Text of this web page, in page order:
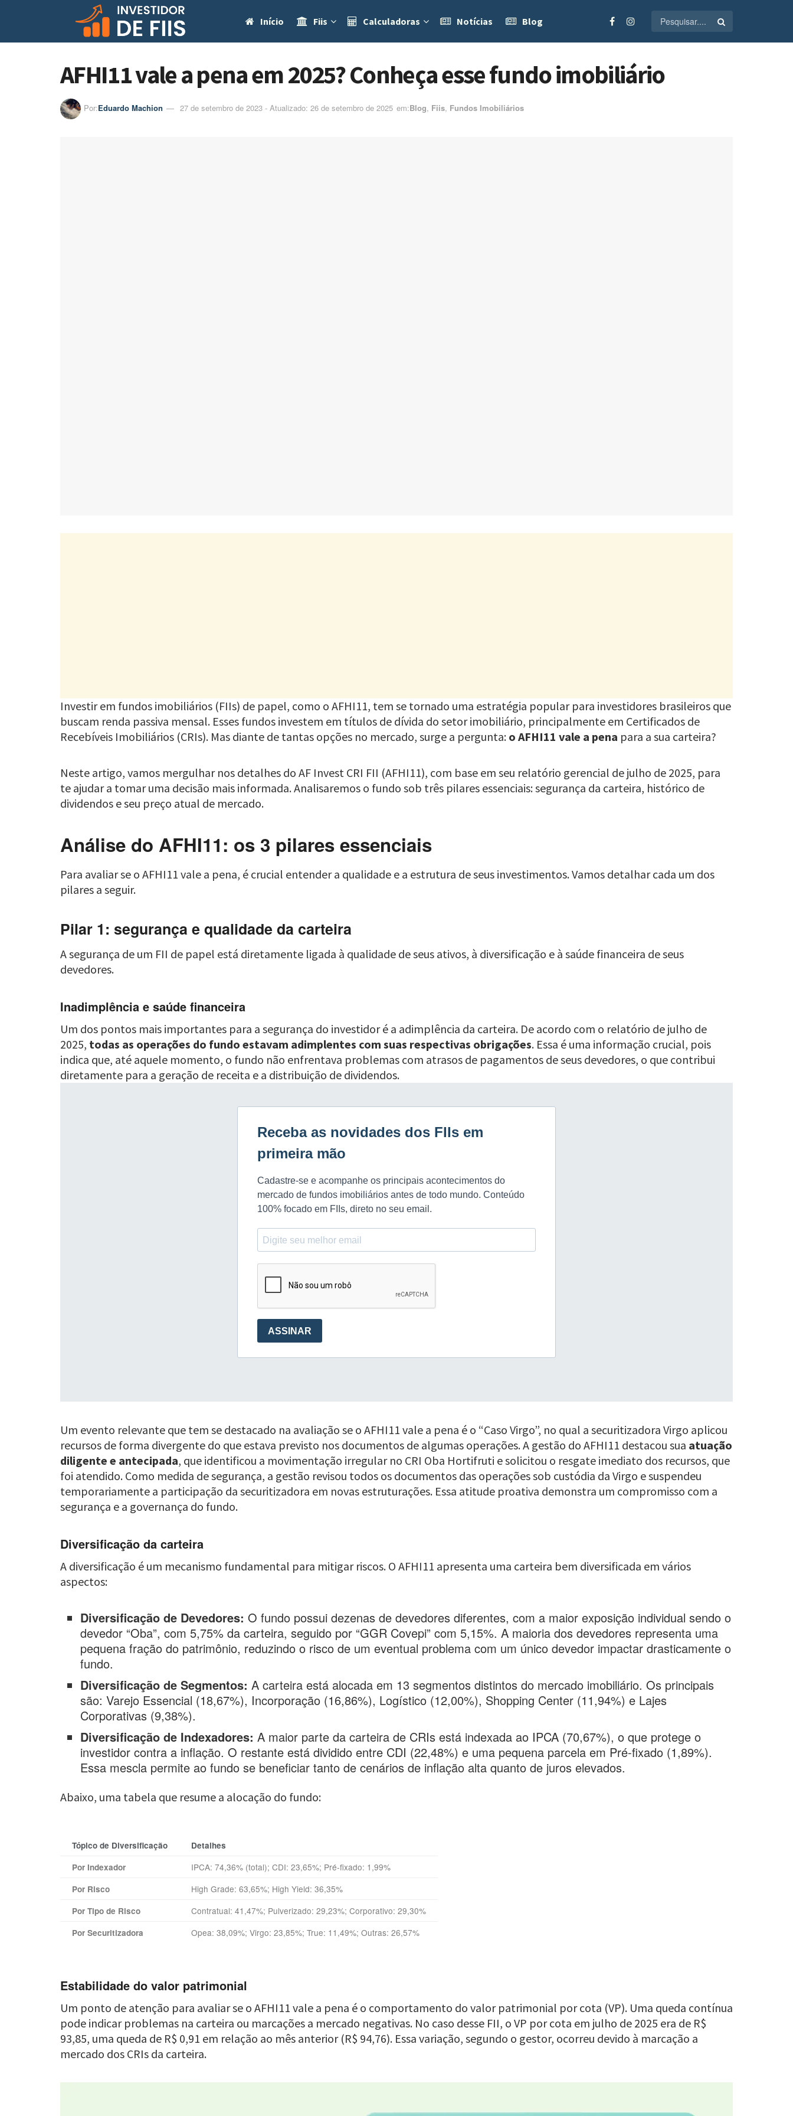
Início Fiis Calculadoras Notícias Blog
AFHI11 vale a pena em 2025? Conheça esse fundo imobiliário
Por:Eduardo Machion 27 de setembro de 2023 - Atualizado: 26 de setembro de 2025 em:ㅤBlog, Fiis, Fundos Imobiliários
Investir em fundos imobiliários (FIIs) de papel, como o AFHI11, tem se tornado uma estratégia popular para investidores brasileiros que
buscam renda passiva mensal. Esses fundos investem em títulos de dívida do setor imobiliário, principalmente em Certificados de
Recebíveis Imobiliários (CRIs). Mas diante de tantas opções no mercado, surge a pergunta: o AFHI11 vale a pena para a sua carteira?
Neste artigo, vamos mergulhar nos detalhes do AF Invest CRI FII (AFHI11), com base em seu relatório gerencial de julho de 2025, para
te ajudar a tomar uma decisão mais informada. Analisaremos o fundo sob três pilares essenciais: segurança da carteira, histórico de
dividendos e seu preço atual de mercado.
Análise do AFHI11: os 3 pilares essenciais
Para avaliar se o AFHI11 vale a pena, é crucial entender a qualidade e a estrutura de seus investimentos. Vamos detalhar cada um dos
pilares a seguir.
Pilar 1: segurança e qualidade da carteira
A segurança de um FII de papel está diretamente ligada à qualidade de seus ativos, à diversificação e à saúde financeira de seus
devedores.
Inadimplência e saúde financeira
Um dos pontos mais importantes para a segurança do investidor é a adimplência da carteira. De acordo com o relatório de julho de
2025, todas as operações do fundo estavam adimplentes com suas respectivas obrigações. Essa é uma informação crucial, pois
indica que, até aquele momento, o fundo não enfrentava problemas com atrasos de pagamentos de seus devedores, o que contribui
diretamente para a geração de receita e a distribuição de dividendos.
Um evento relevante que tem se destacado na avaliação se o AFHI11 vale a pena é o “Caso Virgo”, no qual a securitizadora Virgo aplicou
recursos de forma divergente do que estava previsto nos documentos de algumas operações. A gestão do AFHI11 destacou sua atuação
diligente e antecipada, que identificou a movimentação irregular no CRI Oba Hortifruti e solicitou o resgate imediato dos recursos, que
foi atendido. Como medida de segurança, a gestão revisou todos os documentos das operações sob custódia da Virgo e suspendeu
temporariamente a participação da securitizadora em novas estruturações. Essa atitude proativa demonstra um compromisso com a
segurança e a governança do fundo.
Diversificação da carteira
A diversificação é um mecanismo fundamental para mitigar riscos. O AFHI11 apresenta uma carteira bem diversificada em vários
aspectos:
Diversificação de Devedores: O fundo possui dezenas de devedores diferentes, com a maior exposição individual sendo o
devedor “Oba”, com 5,75% da carteira, seguido por “GGR Covepi” com 5,15%. A maioria dos devedores representa uma
pequena fração do patrimônio, reduzindo o risco de um eventual problema com um único devedor impactar drasticamente o
fundo.
Diversificação de Segmentos: A carteira está alocada em 13 segmentos distintos do mercado imobiliário. Os principais
são: Varejo Essencial (18,67%), Incorporação (16,86%), Logístico (12,00%), Shopping Center (11,94%) e Lajes
Corporativas (9,38%).
Diversificação de Indexadores: A maior parte da carteira de CRIs está indexada ao IPCA (70,67%), o que protege o
investidor contra a inflação. O restante está dividido entre CDI (22,48%) e uma pequena parcela em Pré-fixado (1,89%).
Essa mescla permite ao fundo se beneficiar tanto de cenários de inflação alta quanto de juros elevados.
Abaixo, uma tabela que resume a alocação do fundo:
Tópico de Diversificação
Detalhes
Por Indexador
IPCA: 74,36% (total); CDI: 23,65%; Pré-fixado: 1,99%
Por Risco High Grade: 63,65%; High Yield: 36,35%
Por Tipo de Risco Contratual: 41,47%; Pulverizado: 29,23%; Corporativo: 29,30%
Por Securitizadora Opea: 38,09%; Virgo: 23,85%; True: 11,49%; Outras: 26,57%
Estabilidade do valor patrimonial
Um ponto de atenção para avaliar se o AFHI11 vale a pena é o comportamento do valor patrimonial por cota (VP). Uma queda contínua
pode indicar problemas na carteira ou marcações a mercado negativas. No caso desse FII, o VP por cota em julho de 2025 era de R$
93,85, uma queda de R$ 0,91 em relação ao mês anterior (R$ 94,76). Essa variação, segundo o gestor, ocorreu devido à marcação a
mercado dos CRIs da carteira.